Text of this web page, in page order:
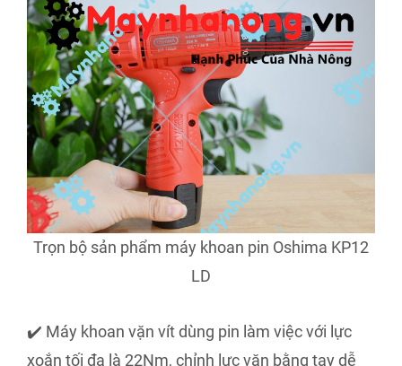
Trọn bộ sản phẩm máy khoan pin Oshima KP12
LD
✔️ Máy khoan vặn vít dùng pin làm việc với lực
xoắn tối đa là 22Nm, chỉnh lực vặn bằng tay dễ